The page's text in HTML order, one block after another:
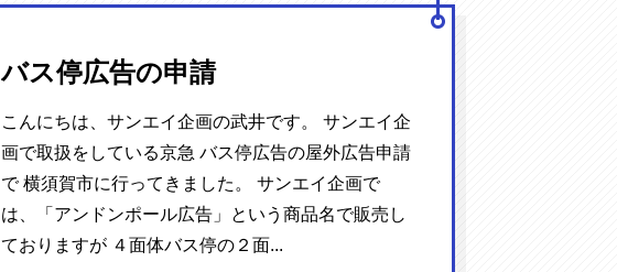
バス停広告の申請
こんにちは、サンエイ企画の武井です。 サンエイ企
画で取扱をしている京急 バス停広告の屋外広告申請
で 横須賀市に行ってきました。 サンエイ企画で
は、「アンドンポール広告」という商品名で販売し
ておりますが ４面体バス停の２面...